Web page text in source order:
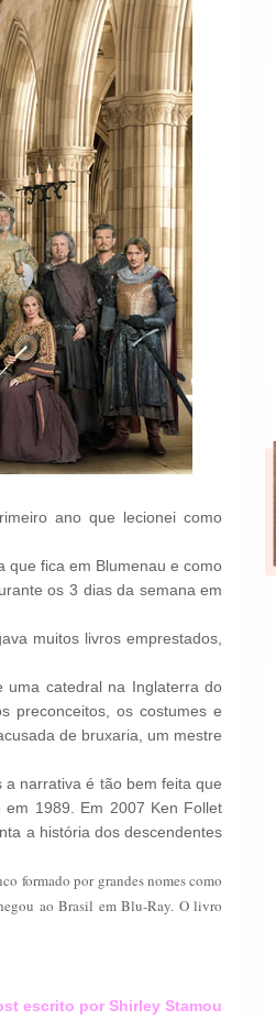
ano que lecionei como
que fica em Blumenau e como
os 3 dias da semana em
muitos livros emprestados,
catedral na Inglaterra do
preconceitos, os costumes e
de bruxaria, um mestre
narrativa é tão bem feita que
1989. Em 2007 Ken Follet
a história dos descendentes
formado por grandes nomes como
ao Brasil em Blu-Ray. O livro
escrito por Shirley Stamou